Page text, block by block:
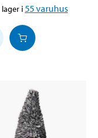
lager i 55varuhus